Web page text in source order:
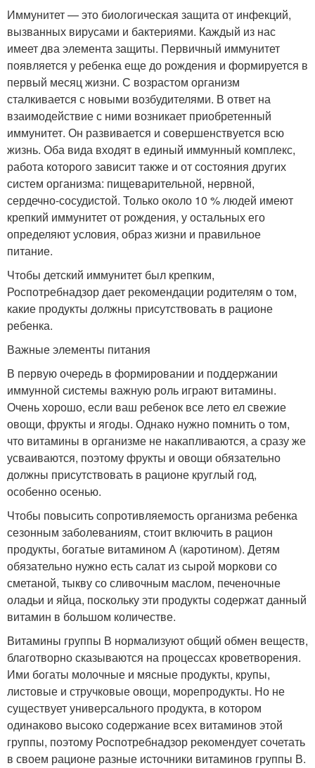
Иммунитет — это биологическая защита от инфекций,
вызванных вирусами и бактериями. Каждый из нас
имеет два элемента защиты. Первичный иммунитет
появляется у ребенка еще до рождения и формируется в
первый месяц жизни. С возрастом организм
сталкивается с новыми возбудителями. В ответ на
взаимодействие с ними возникает приобретенный
иммунитет. Он развивается и совершенствуется всю
жизнь. Оба вида входят в единый иммунный комплекс,
работа которого зависит также и от состояния других
систем организма: пищеварительной, нервной,
сердечно-сосудистой. Только около 10 % людей имеют
крепкий иммунитет от рождения, у остальных его
определяют условия, образ жизни и правильное
питание.
Чтобы детский иммунитет был крепким,
Роспотребнадзор дает рекомендации родителям о том,
какие продукты должны присутствовать в рационе
ребенка.
Важные элементы питания
В первую очередь в формировании и поддержании
иммунной системы важную роль играют витамины.
Очень хорошо, если ваш ребенок все лето ел свежие
овощи, фрукты и ягоды. Однако нужно помнить о том,
что витамины в организме не накапливаются, а сразу же
усваиваются, поэтому фрукты и овощи обязательно
должны присутствовать в рационе круглый год,
особенно осенью.
Чтобы повысить сопротивляемость организма ребенка
сезонным заболеваниям, стоит включить в рацион
продукты, богатые витамином А (каротином). Детям
обязательно нужно есть салат из сырой моркови со
сметаной, тыкву со сливочным маслом, печеночные
оладьи и яйца, поскольку эти продукты содержат данный
витамин в большом количестве.
Витамины группы В нормализуют общий обмен веществ,
благотворно сказываются на процессах кроветворения.
Ими богаты молочные и мясные продукты, крупы,
листовые и стручковые овощи, морепродукты. Но не
существует универсального продукта, в котором
одинаково высоко содержание всех витаминов этой
группы, поэтому Роспотребнадзор рекомендует сочетать
в своем рационе разные источники витаминов группы В.